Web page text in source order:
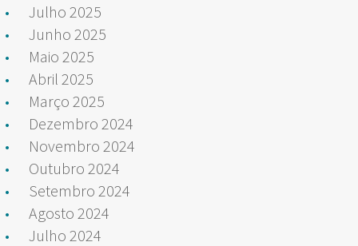
Julho 2025
Junho 2025
Maio 2025
Abril 2025
Março 2025
Dezembro 2024
Novembro 2024
Outubro 2024
Setembro 2024
Agosto 2024
Julho 2024